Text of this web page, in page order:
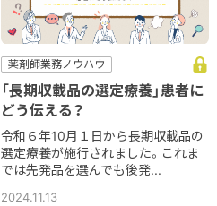
薬剤師業務ノウハウ
「長期収載品の選定療養」患者に
どう伝える？
令和６年10月１日から長期収載品の
選定療養が施行されました。これま
では先発品を選んでも後発...
2024.11.13